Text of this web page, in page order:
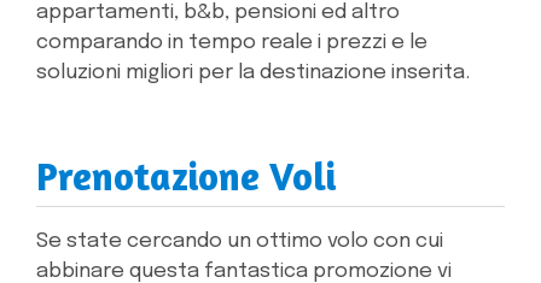
appartamenti, b&b, pensioni ed altro
comparando in tempo reale i prezzi e le
soluzioni migliori per la destinazione inserita.
Prenotazione Voli
Se state cercando un ottimo volo con cui
abbinare questa fantastica promozione vi